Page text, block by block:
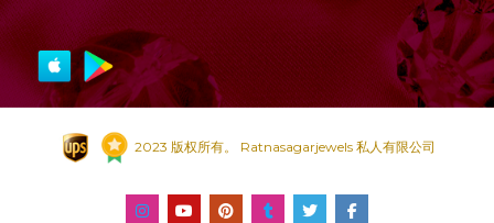
2023 版权所有。 Ratnasagarjewels 私人有限公司